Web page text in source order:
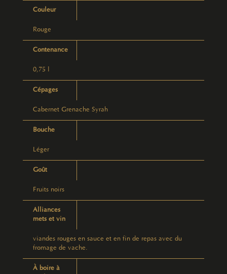
Couleur
Rouge
Contenance
0,75 l
Cépages
Cabernet Grenache Syrah
Bouche
Léger
Goût
Fruits noirs
Alliances
mets et vin
viandes rouges en sauce et en fin de repas avec du
fromage de vache.
À boire à